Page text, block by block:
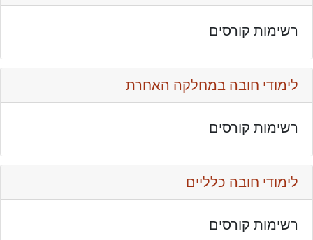
רשימות קורסים
לימודי חובה במחלקה האחרת
רשימות קורסים
לימודי חובה כלליים
רשימות קורסים